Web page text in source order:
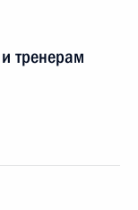
тренерам